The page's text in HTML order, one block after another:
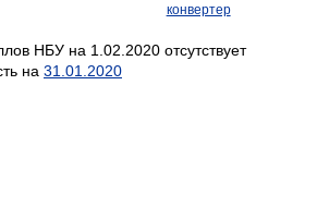
конвертер
НБУ на 1.02.2020 отсутствует
на 31.01.2020